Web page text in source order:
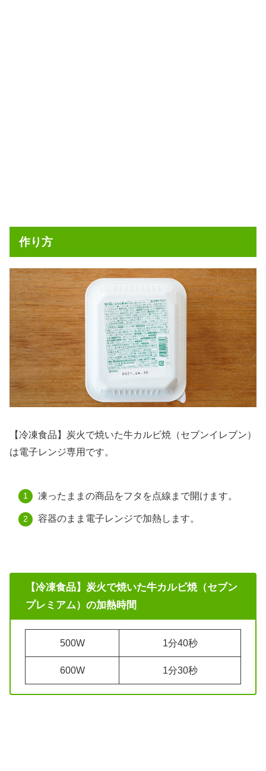
作り方
【冷凍食品】炭火で焼いた牛カルビ焼（セブンイレブン）
は電子レンジ専用です。
凍ったままの商品をフタを点線まで開けます。
容器のまま電子レンジで加熱します。
【冷凍食品】炭火で焼いた牛カルビ焼（セブン
プレミアム）の加熱時間
500W 1分40秒
600W 1分30秒